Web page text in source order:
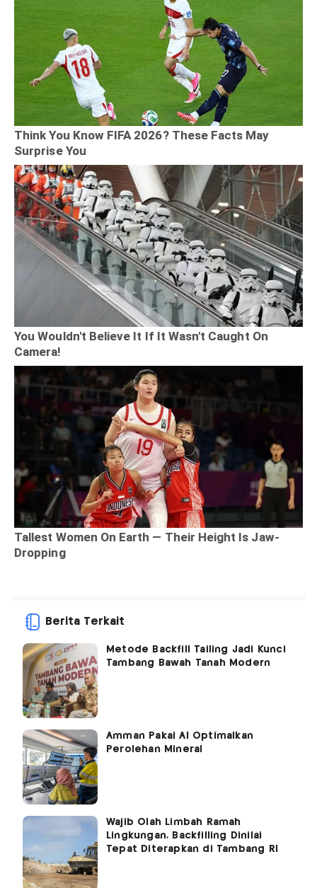
Berita Terkait
Metode Backfill Tailing Jadi Kunci
Tambang Bawah Tanah Modern
Amman Pakai AI Optimalkan
Perolehan Mineral
Wajib Olah Limbah Ramah
Lingkungan, Backfilling Dinilai
Tepat Diterapkan di Tambang RI